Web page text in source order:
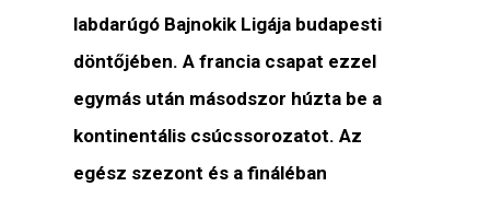
labdarúgó Bajnokik Ligája budapesti
döntőjében. A francia csapat ezzel
egymás után másodszor húzta be a
kontinentális csúcssorozatot. Az
egész szezont és a fináléban